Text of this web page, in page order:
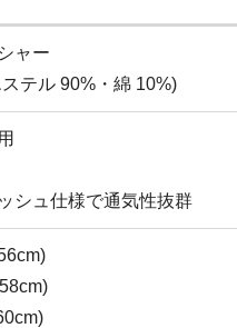
ャー
テル 90%・綿 10%)
シュ仕様で通気性抜群